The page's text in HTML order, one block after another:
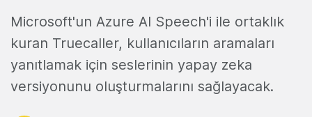
Microsoft'un Azure AI Speech'i ile ortaklık
kuran Truecaller, kullanıcıların aramaları
yanıtlamak için seslerinin yapay zeka
versiyonunu oluşturmalarını sağlayacak.